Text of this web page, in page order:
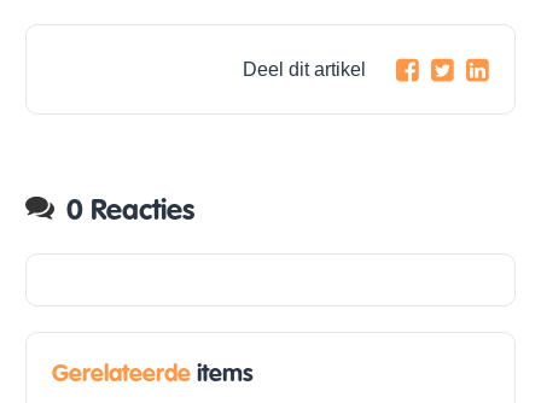
Deel dit artikel
0 Reacties
Gerelateerde items